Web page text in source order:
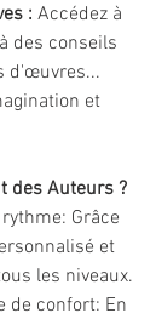
: Accédez à
des conseils
d'œuvres...
et
des Auteurs ?
Grâce
et
les niveaux.
de confort: En